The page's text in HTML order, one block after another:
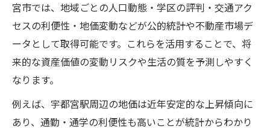
宮市では、地域ごとの人口動態・学区の評判・交通アク
セスの利便性・地価変動などが公的統計や不動産市場デ
ータとして取得可能です。これらを活用することで、将
来的な資産価値の変動リスクや生活の質を予測しやすく
なります。
例えば、宇都宮駅周辺の地価は近年安定的な上昇傾向に
あり、通勤・通学の利便性も高いことが統計からわかり